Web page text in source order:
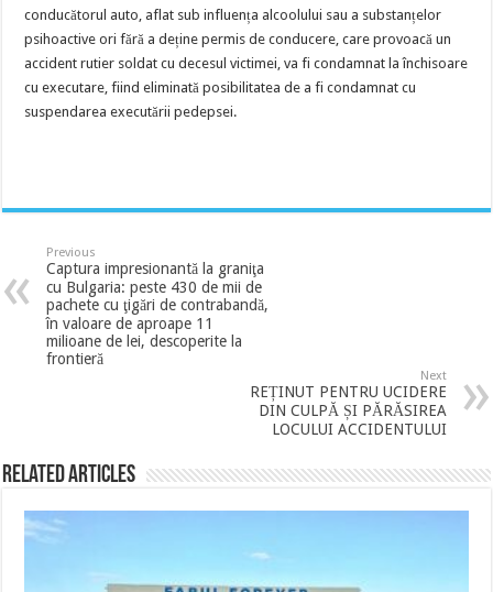
conducătorul auto, aflat sub influența alcoolului sau a substanțelor
psihoactive ori fără a deține permis de conducere, care provoacă un
accident rutier soldat cu decesul victimei, va fi condamnat la închisoare
cu executare, fiind eliminată posibilitatea de a fi condamnat cu
suspendarea executării pedepsei.
Previous
Captura impresionantă la graniţa
cu Bulgaria: peste 430 de mii de
pachete cu ţigări de contrabandă,
în valoare de aproape 11
milioane de lei, descoperite la
frontieră
Next
REȚINUT PENTRU UCIDERE
DIN CULPĂ ȘI PĂRĂSIREA
LOCULUI ACCIDENTULUI
Related Articles